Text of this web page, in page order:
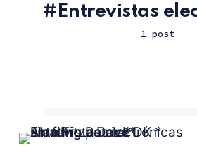
Entrevistas
1 post